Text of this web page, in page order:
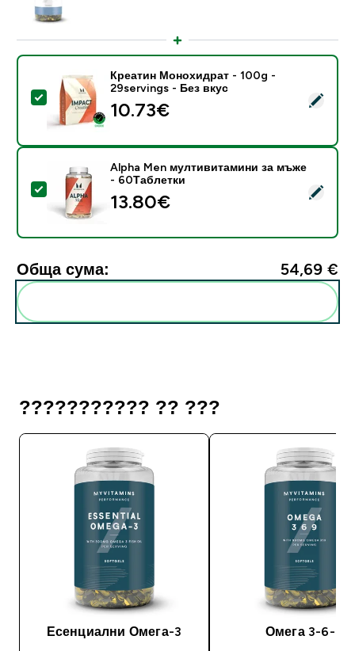
Select this product - Креатин Монохидрат - 100g -
Креатин Монохидрат - 100g -
29servings - Без вкус
10.73€‎
Select this product - Alpha Men мултивитамини за
Alpha Men мултивитамини за мъже
- 60Таблетки
13.80€‎
Обща сума: 54,69 €‎
??????????? ?? ???
Есенциални Омега-3 Омега 3-6-9